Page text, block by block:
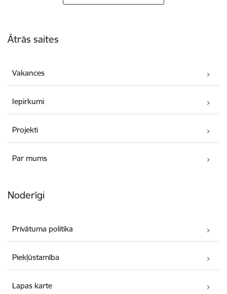
Ātrās saites
Vakances
Iepirkumi
Projekti
Par mums
Noderīgi
Privātuma politika
Piekļūstamība
Lapas karte